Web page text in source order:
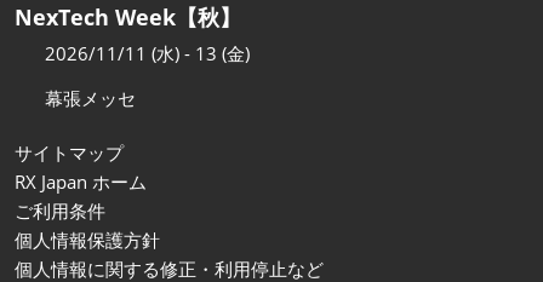
NexTech Week【秋】
2026/11/11 (水) - 13 (金)
幕張メッセ
サイトマップ
RX Japan ホーム
ご利用条件
個人情報保護方針
個人情報に関する修正・利用停止など